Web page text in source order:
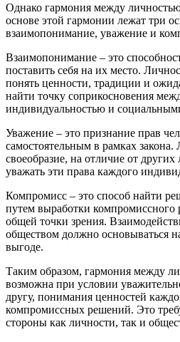
Однако гармония между
основе этой гармонии лежат три
взаимопонимание, уважение и
Взаимопонимание – это
поставить себя на их место.
понять ценности, традиции и
найти точку соприкосновения
индивидуальностью и
Уважение – это признание прав
самостоятельным в рамках
своеобразие, на отличие от
уважать эти права каждого
Компромисс – это способ найти
путем выработки
общей точки зрения.
обществом должно основываться
выгоде.
Таким образом, гармония между
возможна при условии
другу, понимания ценностей
компромиссных решений. Это
стороны как личности, так и